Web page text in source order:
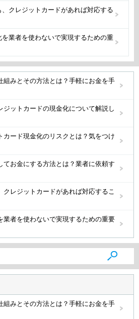
クレジットカードがあれば対応する
業者を使わないで実現するための重
組みとその方法とは？手軽にお金を手
ジットカードの現金化について解説し
カード現金化のリスクとは？気をつけ
てお金にする方法とは？業者に依頼す
クレジットカードがあれば対応するこ
業者を使わないで実現するための重要
組みとその方法とは？手軽にお金を手